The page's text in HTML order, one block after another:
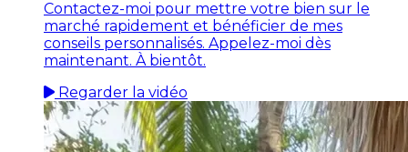
Contactez-moi pour mettre votre bien sur le
marché rapidement et bénéficier de mes
conseils personnalisés. Appelez-moi dès
maintenant. À bientôt.
Regarder la vidéo